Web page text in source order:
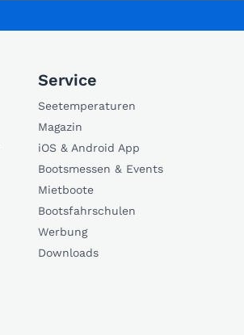
Service
Seetemperaturen
Magazin
iOS & Android App
Bootsmessen & Events
Mietboote
Bootsfahrschulen
Werbung
Downloads